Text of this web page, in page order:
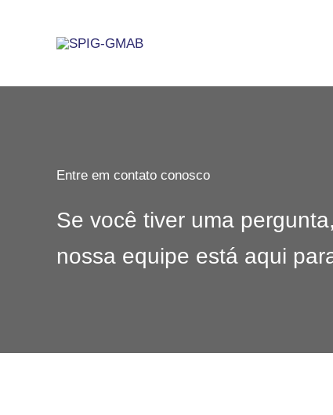
Entre em contato conosco
Se você tiver uma
nossa equipe está aqui